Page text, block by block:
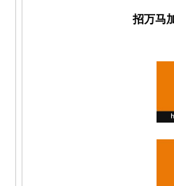
招万马